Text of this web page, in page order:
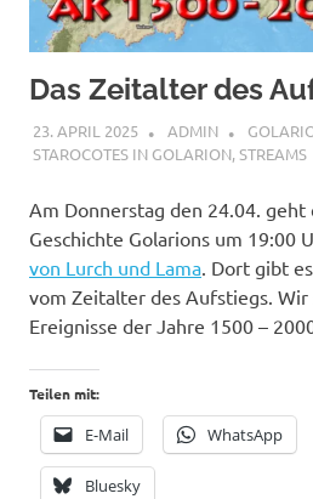
Das Zeitalter des
23. APRIL 2025 ADMIN
STAROCOTES IN GOLARION,STREAMS
Am Donnerstag den 24.04.
Geschichte Golarions um 19:00
von Lurch und Lama. Dort gibt
vom Zeitalter des Aufstiegs. Wir
Ereignisse der Jahre 1500 –
Teilen mit:
E-Mail WhatsApp
Bluesky